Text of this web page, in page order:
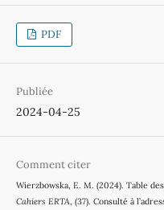
PDF
Publiée
2024-04-25
Comment citer
Wierzbowska, E. M. (2024). Table
Cahiers ERTA , (37). Consulté à